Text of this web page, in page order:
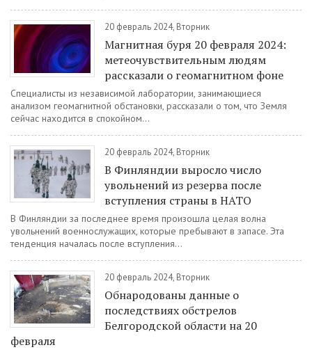
20 февраль 2024, Вторник
Магнитная буря 20 февраля 2024:
метеочувствительным людям
рассказали о геомагнитном фоне
Специалисты из независимой лаборатории, занимающиеся
анализом геомагнитной обстановки, рассказали о том, что Земля
сейчас находится в спокойном...
20 февраль 2024, Вторник
В Финляндии выросло число
увольнений из резерва после
вступления страны в НАТО
В Финляндии за последнее время произошла целая волна
увольнений военнослужащих, которые пребывают в запасе. Эта
тенденция началась после вступления...
20 февраль 2024, Вторник
Обнародованы данные о
последствиях обстрелов
Белгородской области на 20
февраля